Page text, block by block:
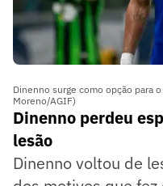
Dinenno surge como opção para
Moreno/AGIF)
Dinenno perdeu
lesão
Dinenno voltou de